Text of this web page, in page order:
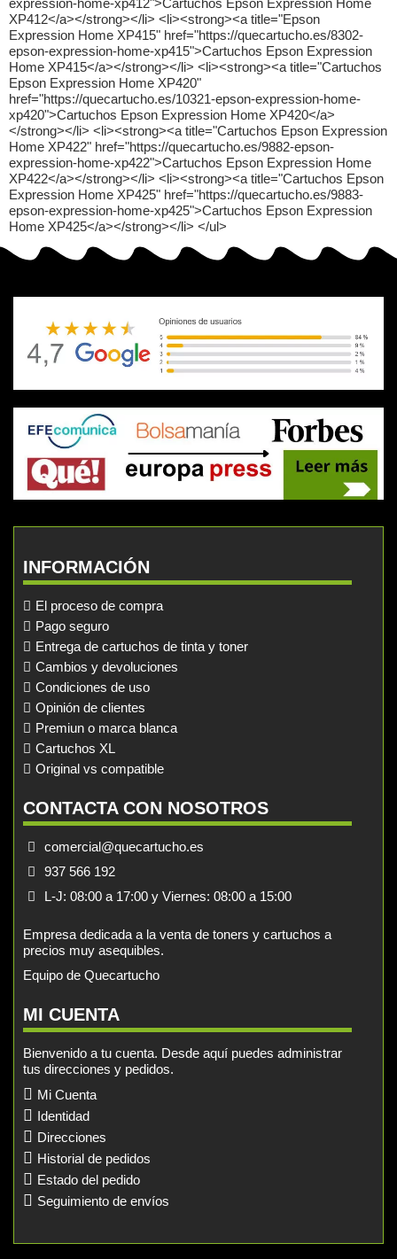
INFORMACIÓN
El proceso de compra
Pago seguro
Entrega de cartuchos de tinta y toner
Cambios y devoluciones
Condiciones de uso
Opinión de clientes
Premiun o marca blanca
Cartuchos XL
Original vs compatible
CONTACTA CON NOSOTROS
comercial@quecartucho.es
937 566 192
L-J: 08:00 a 17:00 y Viernes: 08:00 a 15:00
Empresa dedicada a la venta de toners y cartuchos a
precios muy asequibles.
Equipo de Quecartucho
MI CUENTA
Bienvenido a tu cuenta. Desde aquí puedes administrar
tus direcciones y pedidos.
Mi Cuenta
Identidad
Direcciones
Historial de pedidos
Estado del pedido
Seguimiento de envíos